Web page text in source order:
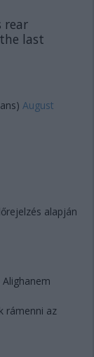
rear
last
August
alapján
rámenni az